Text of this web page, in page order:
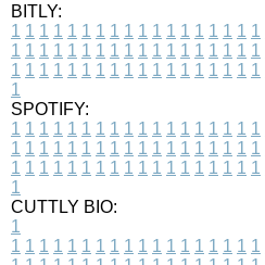
BITLY:
1 1 1 1 1 1 1 1 1 1 1 1 1 1 1 1 1 1
1 1 1 1 1 1 1 1 1 1 1 1 1 1 1 1 1 1
1 1 1 1 1 1 1 1 1 1 1 1 1 1 1 1 1 1
1
SPOTIFY:
1 1 1 1 1 1 1 1 1 1 1 1 1 1 1 1 1 1
1 1 1 1 1 1 1 1 1 1 1 1 1 1 1 1 1 1
1 1 1 1 1 1 1 1 1 1 1 1 1 1 1 1 1 1
1
CUTTLY BIO:
1
1 1 1 1 1 1 1 1 1 1 1 1 1 1 1 1 1 1